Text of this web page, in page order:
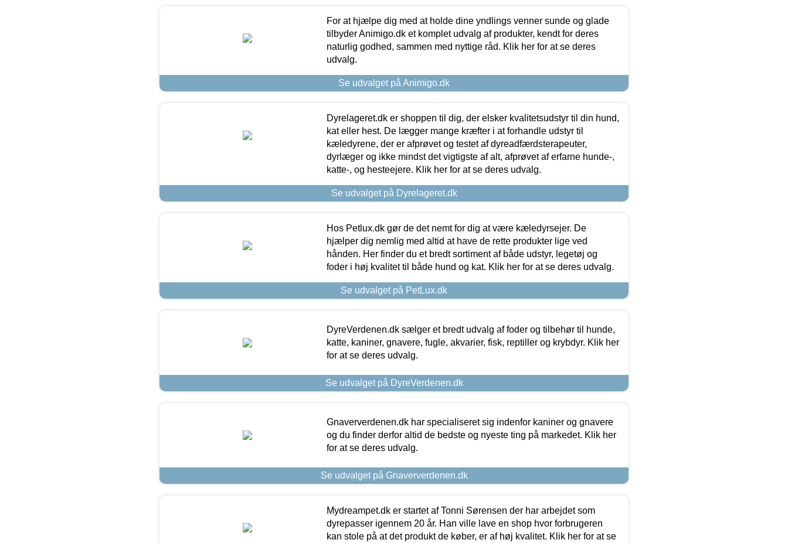
For at hjælpe dig med at holde dine yndlings venner sunde og glade
tilbyder Animigo.dk et komplet udvalg af produkter, kendt for deres
naturlig godhed, sammen med nyttige råd. Klik her for at se deres
udvalg.
Se udvalget på Animigo.dk
Dyrelageret.dk er shoppen til dig, der elsker kvalitetsudstyr til din hund,
kat eller hest. De lægger mange kræfter i at forhandle udstyr til
kæledyrene, der er afprøvet og testet af dyreadfærdsterapeuter,
dyrlæger og ikke mindst det vigtigste af alt, afprøvet af erfarne hunde-,
katte-, og hesteejere. Klik her for at se deres udvalg.
Se udvalget på Dyrelageret.dk
Hos Petlux.dk gør de det nemt for dig at være kæledyrsejer. De
hjælper dig nemlig med altid at have de rette produkter lige ved
hånden. Her finder du et bredt sortiment af både udstyr, legetøj og
foder i høj kvalitet til både hund og kat. Klik her for at se deres udvalg.
Se udvalget på PetLux.dk
DyreVerdenen.dk sælger et bredt udvalg af foder og tilbehør til hunde,
katte, kaniner, gnavere, fugle, akvarier, fisk, reptiller og krybdyr. Klik her
for at se deres udvalg.
Se udvalget på DyreVerdenen.dk
Gnaververdenen.dk har specialiseret sig indenfor kaniner og gnavere
og du finder derfor altid de bedste og nyeste ting på markedet. Klik her
for at se deres udvalg.
Se udvalget på Gnaververdenen.dk
Mydreampet.dk er startet af Tonni Sørensen der har arbejdet som
dyrepasser igennem 20 år. Han ville lave en shop hvor forbrugeren
kan stole på at det produkt de køber, er af høj kvalitet. Klik her for at se